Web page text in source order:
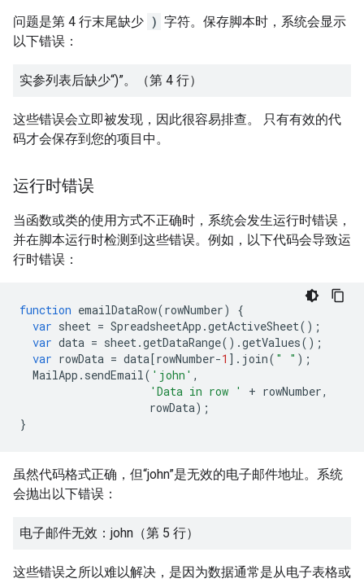
问题是第 4 行末尾缺少 ) 字符。保存脚本时，系统会显示
以下错误：
实参列表后缺少“)”。（第 4 行）
这些错误会立即被发现，因此很容易排查。 只有有效的代
码才会保存到您的项目中。
运行时错误
当函数或类的使用方式不正确时，系统会发生运行时错误，
并在脚本运行时检测到这些错误。例如，以下代码会导致运
行时错误：
function emailDataRow(rowNumber)
{
var sheet = SpreadsheetApp .getActiveSheet();
var data = sheet.getDataRange().getValues();
var rowData = data[rowNumber-1 ]. join( " " );
MailApp . sendEmail( 'john' ,
'Data in row '
+ rowNumber,
rowData);
}
虽然代码格式正确，但“john”是无效的电子邮件地址。系统
会抛出以下错误：
电子邮件无效：john（第 5 行）
这些错误之所以难以解决，是因为数据通常是从电子表格或